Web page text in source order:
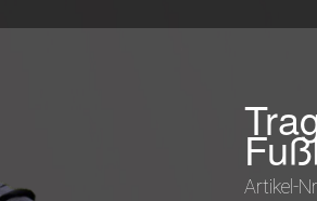
Artikel-